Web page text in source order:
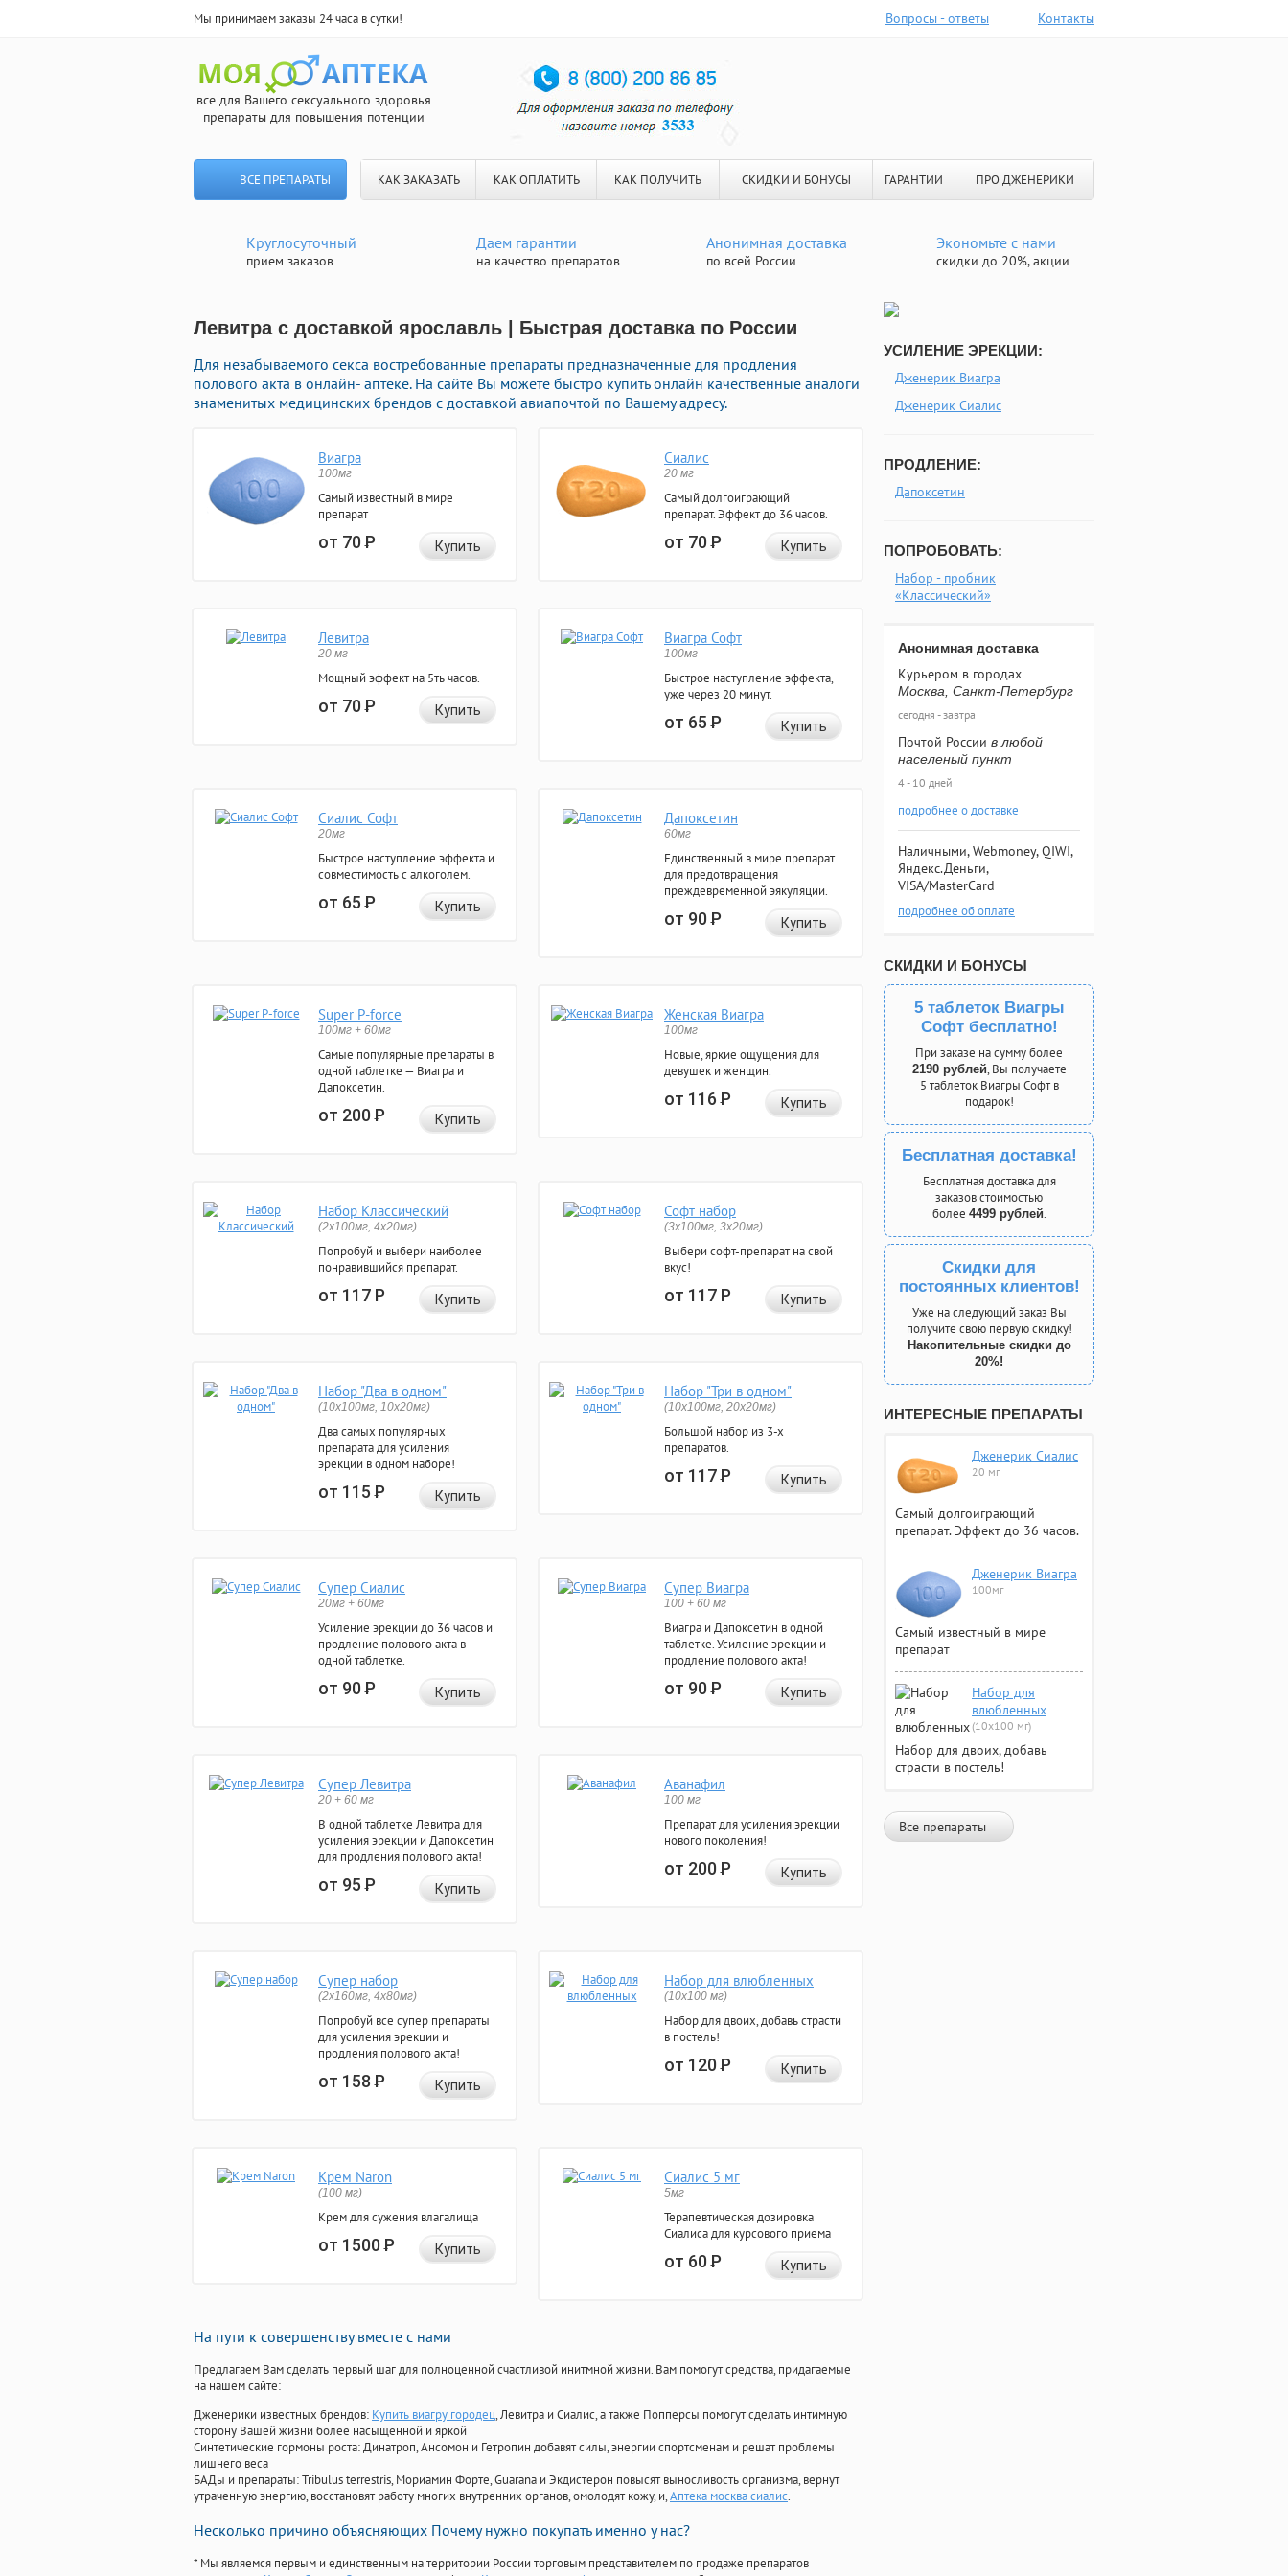
Мы принимаем заказы 24 часа в сутки! Вопросы - ответы Контакты
все для Вашего сексуального здоровья
препараты для повышения потенции
ВСЕ ПРЕПАРАТЫ КАК ЗАКАЗАТЬ КАК ОПЛАТИТЬ КАК ПОЛУЧИТЬ СКИДКИ И БОНУСЫ ГАРАНТИИ ПРО ДЖЕНЕРИКИ
Круглосуточный
прием заказов
Даем гарантии
на качество препаратов
Анонимная доставка
по всей России
Экономьте с нами
скидки до 20%, акции
Левитра с доставкой ярославль | Быстрая доставка по России
Для незабываемого секса востребованные препараты предназначенные для продления
полового акта в онлайн- аптеке. На сайте Вы можете быстро купить онлайн качественные аналоги
знаменитых медицинских брендов с доставкой авиапочтой по Вашему адресу.
Виагра
100мг
Самый известный в мире
препарат
от 70Р Купить
Сиалис
20 мг
Самый долгоиграющий
препарат. Эффект до 36 часов.
от 70Р Купить
Левитра
20 мг
Мощный эффект на 5ть часов.
от 70Р Купить
Виагра Софт
100мг
Быстрое наступление эффекта,
уже через 20 минут.
от 65Р Купить
Сиалис Софт
20мг
Быстрое наступление эффекта и
совместимость с алкоголем.
от 65Р Купить
Дапоксетин
60мг
Единственный в мире препарат
для предотвращения
преждевременной эякуляции.
от 90Р Купить
Super P-force
100мг + 60мг
Самые популярные препараты в
одной таблетке — Виагра и
Дапоксетин.
от 200Р Купить
Женская Виагра
100мг
Новые, яркие ощущения для
девушек и женщин.
от 116Р Купить
Набор Классический
(2x100мг, 4x20мг)
Попробуй и выбери наиболее
понравившийся препарат.
от 117Р Купить
Софт набор
(3x100мг, 3x20мг)
Выбери софт-препарат на свой
вкус!
от 117Р Купить
Набор "Два в одном"
(10x100мг, 10x20мг)
Два самых популярных
препарата для усиления
эрекции в одном наборе!
от 115Р Купить
Набор "Три в одном"
(10x100мг, 20x20мг)
Большой набор из 3-х
препаратов.
от 117Р Купить
Супер Сиалис
20мг + 60мг
Усиление эрекции до 36 часов и
продление полового акта в
одной таблетке.
от 90Р Купить
Супер Виагра
100 + 60 мг
Виагра и Дапоксетин в одной
таблетке. Усиление эрекции и
продление полового акта!
от 90Р Купить
Супер Левитра
20 + 60 мг
В одной таблетке Левитра для
усиления эрекции и Дапоксетин
для продления полового акта!
от 95Р Купить
Аванафил
100 мг
Препарат для усиления эрекции
нового поколения!
от 200Р Купить
Супер набор
(2х160мг, 4х80мг)
Попробуй все супер препараты
для усиления эрекции и
продления полового акта!
от 158Р Купить
Набор для влюбленных
(10х100 мг)
Набор для двоих, добавь страсти
в постель!
от 120Р Купить
Крем Naron
(100 мг)
Крем для сужения влагалища
от 1500Р Купить
Сиалис 5 мг
5мг
Терапевтическая дозировка
Сиалиса для курсового приема
от 60Р Купить
На пути к совершенству вместе с нами
Предлагаем Вам сделать первый шаг для полноценной счастливой инитмной жизни. Вам помогут средства, придагаемые
на нашем сайте:
Дженерики известных брендов: Купить виагру городец, Левитра и Сиалис, а также Попперсы помогут сделать интимную
сторону Вашей жизни более насыщенной и яркой
Синтетические гормоны роста: Динатроп, Ансомон и Гетропин добавят силы, энергии спортсменам и решат проблемы
лишнего веса
БАДы и препараты:Tribulus terrestris, Мориамин Форте, Guarana и Экдистерон повысят выносливость организма, вернут
утраченную энергию, восстановят работу многих внутренних органов, омолодят кожу, и,Аптека москва сиалис.
Несколько причино объясняющих Почему нужно покупать именно у нас?
* Мы являемся первым и единственным на территории России торговым представителем по продаже препаратов
УСИЛЕНИЕ ЭРЕКЦИИ:
Дженерик Виагра
Дженерик Сиалис
ПРОДЛЕНИЕ:
Дапоксетин
ПОПРОБОВАТЬ:
Набор - пробник
«Классический»
Анонимная доставка
Курьером в городах
Москва, Санкт-Петербург
сегодня - завтра
Почтой России в любой
населеный пункт
4 - 10 дней
подробнее о доставке
Наличными, Webmoney, QIWI,
Яндекс.Деньги,
VISA/MasterCard
подробнее об оплате
СКИДКИ И БОНУСЫ
5 таблеток Виагры
Софт бесплатно!
При заказе на сумму более
2190 рублей, Вы получаете
5 таблеток Виагры Софт в
подарок!
Бесплатная доставка!
Бесплатная доставка для
заказов стоимостью
более 4499 рублей.
Скидки для
постоянных клиентов!
Уже на следующий заказ Вы
получите свою первую скидку!
Накопительные скидки до
20%!
ИНТЕРЕСНЫЕ ПРЕПАРАТЫ
Дженерик Сиалис
20 мг
Самый долгоиграющий
препарат. Эффект до 36 часов.
Дженерик Виагра
100мг
Самый известный в мире
препарат
Набор для
влюбленных
(10х100 мг)
Набор для двоих, добавь
страсти в постель!
Все препараты